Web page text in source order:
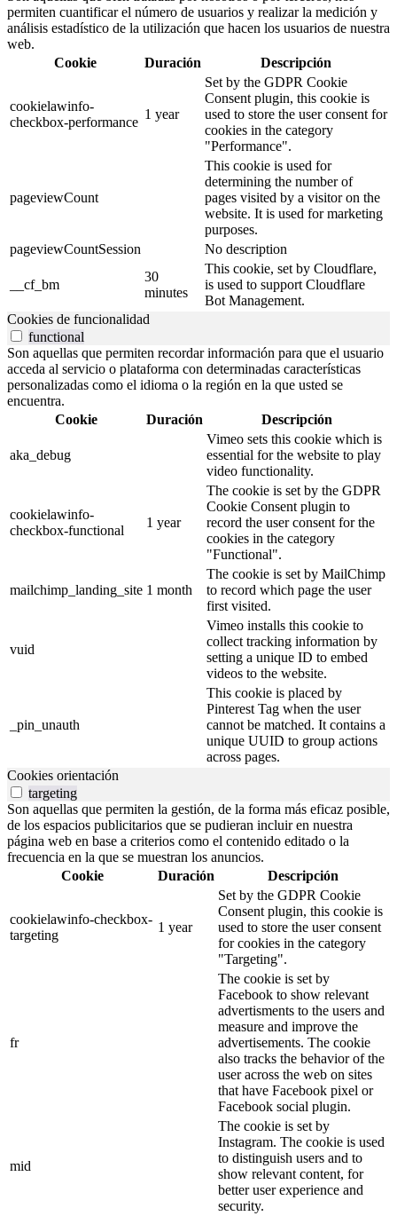
permiten cuantificar el número de usuarios y realizar la medición y
análisis estadístico de la utilización que hacen los usuarios de nuestra
web.
Cookie
Duración Descripción
cookielawinfo-
checkbox-performance
1 year
Set by the GDPR Cookie
Consent plugin, this cookie is
used to store the user consent for
cookies in the category
"Performance".
pageviewCount
This cookie is used for
determining the number of
pages visited by a visitor on the
website. It is used for marketing
purposes.
pageviewCountSession
No description
__cf_bm
30
minutes
This cookie, set by Cloudflare,
is used to support Cloudflare
Bot Management.
Cookies de funcionalidad
functional
Son aquellas que permiten recordar información para que el usuario
acceda al servicio o plataforma con determinadas características
personalizadas como el idioma o la región en la que usted se
encuentra.
Cookie
Duración Descripción
aka_debug
Vimeo sets this cookie which is
essential for the website to play
video functionality.
cookielawinfo-
checkbox-functional
1 year
The cookie is set by the GDPR
Cookie Consent plugin to
record the user consent for the
cookies in the category
"Functional".
mailchimp_landing_site 1 month
The cookie is set by MailChimp
to record which page the user
first visited.
vuid
Vimeo installs this cookie to
collect tracking information by
setting a unique ID to embed
videos to the website.
_pin_unauth
This cookie is placed by
Pinterest Tag when the user
cannot be matched. It contains a
unique UUID to group actions
across pages.
Cookies orientación
targeting
Son aquellas que permiten la gestión, de la forma más eficaz posible,
de los espacios publicitarios que se pudieran incluir en nuestra
página web en base a criterios como el contenido editado o la
frecuencia en la que se muestran los anuncios.
Cookie
Duración Descripción
cookielawinfo-checkbox-
targeting
1 year
Set by the GDPR Cookie
Consent plugin, this cookie is
used to store the user consent
for cookies in the category
"Targeting".
fr
The cookie is set by
Facebook to show relevant
advertisments to the users and
measure and improve the
advertisements. The cookie
also tracks the behavior of the
user across the web on sites
that have Facebook pixel or
Facebook social plugin.
mid
The cookie is set by
Instagram. The cookie is used
to distinguish users and to
show relevant content, for
better user experience and
security.